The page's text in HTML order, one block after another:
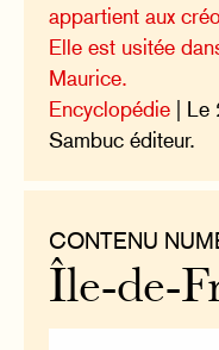
appartient aux
Elle est usitée
Maurice.
Encyclopédie | Le
Sambuc éditeur.
CONTENU
Île-de-